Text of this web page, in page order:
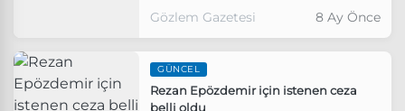
açıkladı.
Gözlem Gazetesi 8 Ay Önce
GÜNCEL
Rezan Epözdemir için istenen ceza
belli oldu